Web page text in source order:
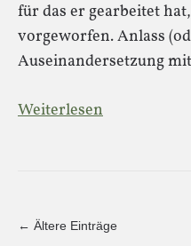
für das er gearbeitet
vorgeworfen. Anlass
Auseinandersetzung
Weiterlesen
← Ältere Einträge